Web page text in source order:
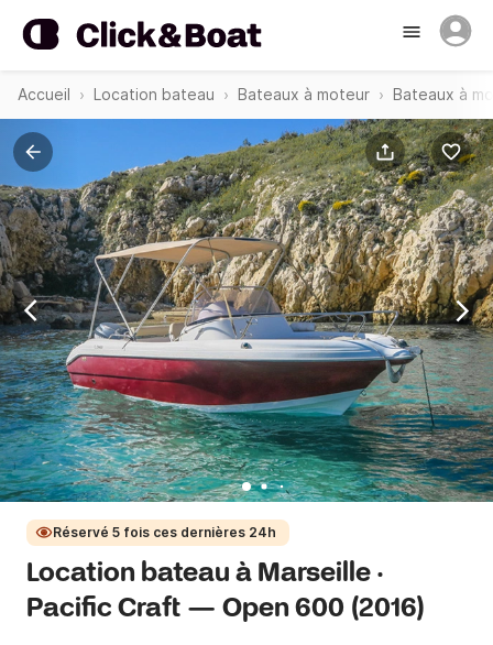
Accueil Location bateau Bateaux à moteur Bateaux à
Réservé 5 fois ces dernières 24h
Location bateau à Marseille ·
Pacific Craft — Open 600 (2016)